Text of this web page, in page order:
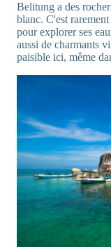
Belitung a des
blanc. C'est
pour explorer ses
aussi de charmants
paisible ici, même